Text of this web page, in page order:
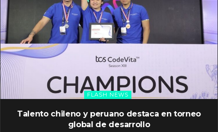
FLASH NEWS
Talento chileno y peruano destaca en torneo
global de desarrollo